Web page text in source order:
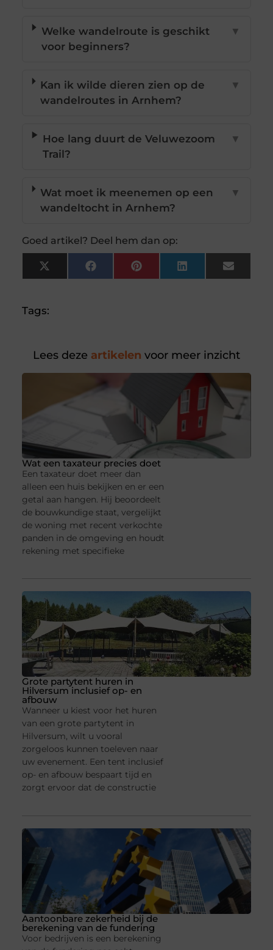
Welke wandelroute is geschikt
voor beginners?
▼
Kan ik wilde dieren zien op de
wandelroutes in Arnhem?
▼
Hoe lang duurt de Veluwezoom
Trail?
▼
Wat moet ik meenemen op een
wandeltocht in Arnhem?
▼
Goed artikel? Deel hem dan op:
X
(Twitter)
FacebookPinterestLinkedInEmail
Tags:
Lees deze artikelen voor meer inzicht
Wat een taxateur precies doet
Een taxateur doet meer dan
alleen een huis bekijken en er een
getal aan hangen. Hij beoordeelt
de bouwkundige staat, vergelijkt
de woning met recent verkochte
panden in de omgeving en houdt
rekening met specifieke
Grote partytent huren in
Hilversum inclusief op- en
afbouw
Wanneer u kiest voor het huren
van een grote partytent in
Hilversum, wilt u vooral
zorgeloos kunnen toeleven naar
uw evenement. Een tent inclusief
op- en afbouw bespaart tijd en
zorgt ervoor dat de constructie
Aantoonbare zekerheid bij de
berekening van de fundering
Voor bedrijven is een berekening